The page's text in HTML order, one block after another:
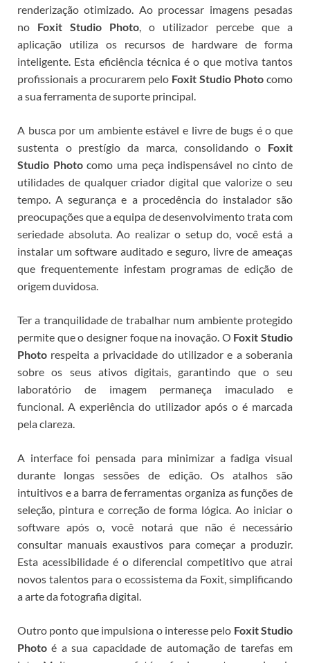
renderização otimizado. Ao processar imagens pesadas
no Foxit Studio Photo, o utilizador percebe que a
aplicação utiliza os recursos de hardware de forma
inteligente. Esta eficiência técnica é o que motiva tantos
profissionais a procurarem pelo Foxit Studio Photo como
a sua ferramenta de suporte principal.
A busca por um ambiente estável e livre de bugs é o que
sustenta o prestígio da marca, consolidando o Foxit
Studio Photocomo uma peça indispensável no cinto de
utilidades de qualquer criador digital que valorize o seu
tempo.A segurança e a procedência do instalador são
preocupações que a equipa de desenvolvimento trata com
seriedade absoluta. Ao realizar o setup do, você está a
instalar um software auditado e seguro, livre de ameaças
que frequentemente infestam programas de edição de
origem duvidosa.
Ter a tranquilidade de trabalhar num ambiente protegido
permite que o designer foque na inovação. O Foxit Studio
Photo respeita a privacidade do utilizador e a soberania
sobre os seus ativos digitais, garantindo que o seu
laboratório de imagem permaneça imaculado e
funcional. A experiência do utilizador após o é marcada
pela clareza.
A interface foi pensada para minimizar a fadiga visual
durante longas sessões de edição. Os atalhos são
intuitivos e a barra de ferramentas organiza as funções de
seleção, pintura e correção de forma lógica. Ao iniciar o
software após o, você notará que não é necessário
consultar manuais exaustivos para começar a produzir.
Esta acessibilidade é o diferencial competitivo que atrai
novos talentos para o ecossistema da Foxit, simplificando
a arte da fotografia digital.
Outro ponto que impulsiona o interesse pelo Foxit Studio
Photo é a sua capacidade de automação de tarefas em